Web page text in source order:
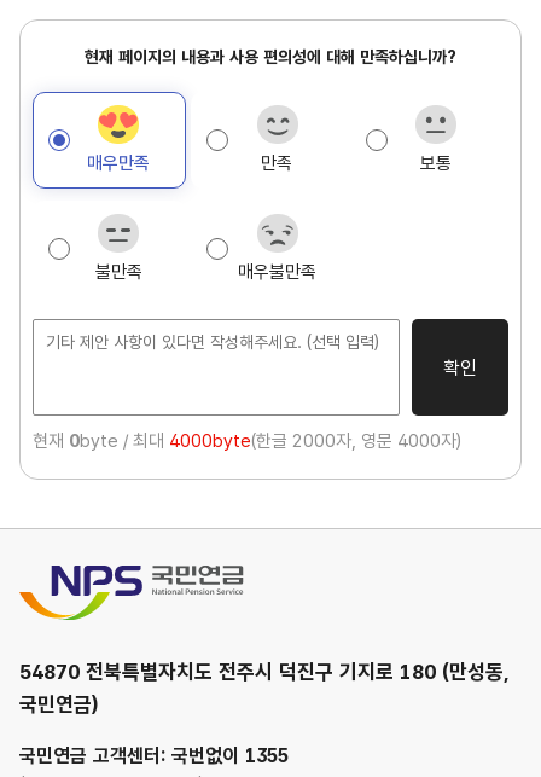
재
지
사
현재 페이지의 내용과 사용 편의성에 대해 만족하십니까?
매우만족 만족 보통
불만족 매우불만족
확인
현재 0byte / 최대 4000byte(한글 2000자, 영문 4000자)
54870 전북특별자치도 전주시 덕진구 기지로 180 (만성동,
국민연금)
국민연금 고객센터: 국번없이 1355